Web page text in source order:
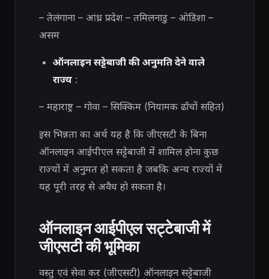
– तेलंगाना – आंध्र प्रदेश – तमिलनाडु – ओडिशा –
असम
ऑनलाइन सट्टेबाजी की अनुमति देने वाले
राज्य:
– महाराष्ट्र – गोवा – सिक्किम (नियामक ढाँचों सहित)
इस भिन्नता का अर्थ यह है कि जीएसटी के बिना
ऑनलाइन आईपीएल सट्टेबाजी में शामिल होना कुछ
राज्यों में अनुमत हो सकता है जबकि अन्य राज्यों में
यह पूरी तरह से अवैध हो सकता है।
ऑनलाइन आईपीएल सट्टेबाजी में
जीएसटी की भूमिका
वस्तु एवं सेवा कर (जीएसटी) ऑनलाइन सट्टेबाजी